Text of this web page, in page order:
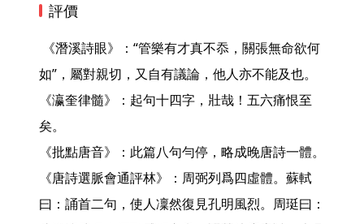
評價
如”，屬對親切，又自有議論，他人亦不能及也。
《瀛奎律髓》：起句十四字，壯哉！五六痛恨至
矣。
《批點唐音》：此篇八句勻停，略成晚唐詩一體。
《唐詩選脈會通評林》：周弼列爲四虛體。蘇軾
曰：誦首二句，使人凜然復見孔明風烈。周珽曰：